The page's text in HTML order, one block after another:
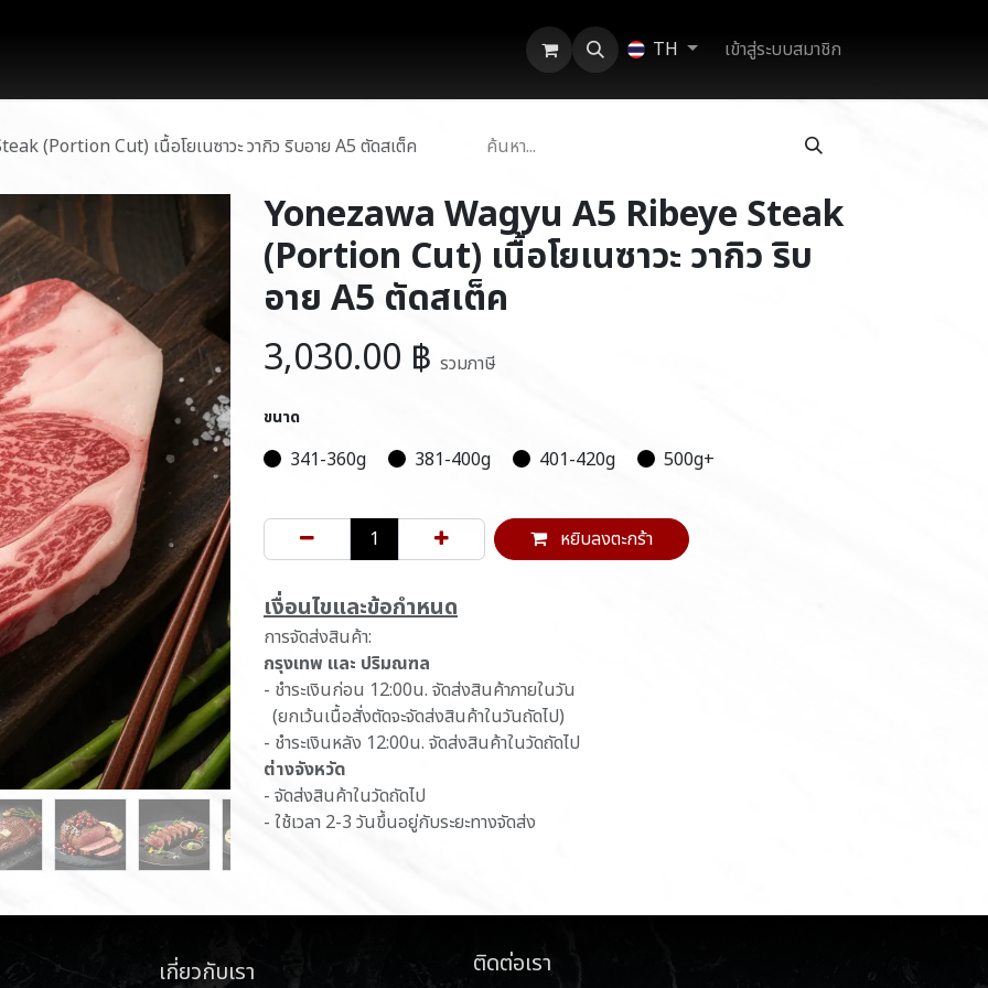
TH เข้าสู่ระบบสมาชิก
(Portion Cut) เนื้อโยเนซาวะ วากิว ริบอาย A5 ตัดสเต็ค
Yonezawa Wagyu A5 Ribeye Steak
(Portion Cut) เนื้อโยเนซาวะ วากิว ริบ
อาย A5 ตัดสเต็ค
3,030.00 ฿ รวมภาษี
ขนาด
341-360g 381-400g 401-420g 500g+
หยิบลงตะกร้า
เ​งื่อนไขและข้อกำหนด
การจัดส่งสินค้า:
กรุงเทพ และ ปริมณฑล
- ชำระเงินก่อน 12:00น. จัดส่งสินค้าภายในวัน
(ยกเว้นเนื้อสั่งตัดจะจัดส่งสินค้าในวันถัดไป)
- ชำระเงินหลัง 12:00น. จัดส่งสินค้าในวัดถัดไป
ต่างจังหวัด
- จัดส่งสินค้าในวัดถัดไป
- ใช้เวลา 2-3 วันขึ้นอยู่กับระยะทางจัดส่ง
เกี่ยวกับเรา ติดต่อเรา